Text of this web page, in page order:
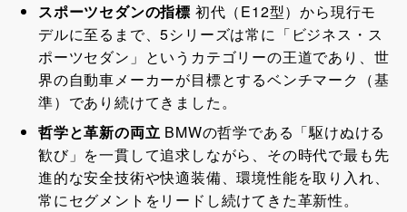
スポーツセダンの指標 初代（E12型）から現行モ
デルに至るまで、5シリーズは常に「ビジネス・ス
ポーツセダン」というカテゴリーの王道であり、世
界の自動車メーカーが目標とするベンチマーク（基
準）であり続けてきました。
哲学と革新の両立 BMWの哲学である「駆けぬける
歓び」を一貫して追求しながら、その時代で最も先
進的な安全技術や快適装備、環境性能を取り入れ、
常にセグメントをリードし続けてきた革新性。